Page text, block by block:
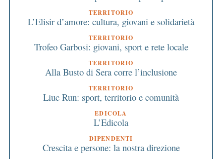
TERRITORIO
L’Elisir d’amore: cultura, giovani e solidarietà
TERRITORIO
Trofeo Garbosi: giovani, sport e rete locale
TERRITORIO
Alla Busto di Sera corre l’inclusione
TERRITORIO
Liuc Run: sport, territorio e comunità
EDICOLA
L’Edicola
DIPENDENTI
Crescita e persone: la nostra direzione